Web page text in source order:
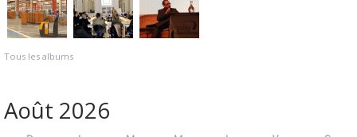
Tous les albums
Août 2026